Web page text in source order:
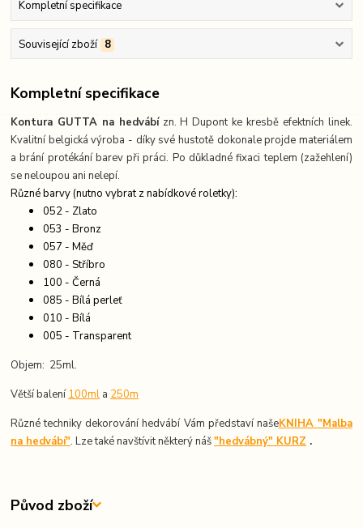
Kompletní specifikace
Související zboží 8
Kompletní specifikace
Kontura GUTTA na hedvábízn. H Dupont ke kresbě efektních linek.
Kvalitní belgická výroba - díky své hustotě dokonale projde materiálem
a brání protékání barev při práci. Po důkladné fixaci teplem (zažehlení)
se neloupou ani nelepí.
Různé barvy (nutno vybrat z nabídkové roletky):
052 - Zlato
053 - Bronz
057 - Měď
080 - Stříbro
100 - Černá
085 - Bílá perleť
010 - Bílá
005 - Transparent
Objem: 25ml.
Větší balení100ml a 250m
Různé techniky dekorování hedvábí Vám představí našeKNIHA "Malba
na hedvábí". Lze také navštívit některý náš"hedvábný" KURZ .
Původ zboží